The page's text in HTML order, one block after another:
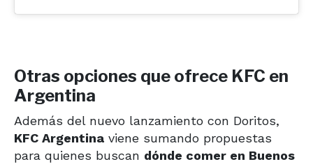
Otras opciones que ofrece KFC en
Argentina
Además del nuevo lanzamiento con Doritos,
KFC Argentina viene sumando propuestas
para quienes buscan dónde comer en Buenos